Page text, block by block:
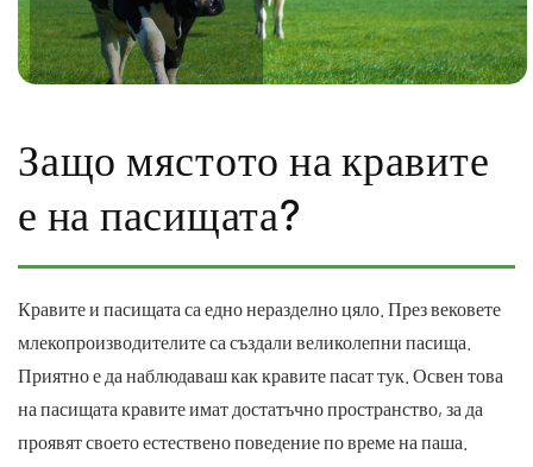
Защо мястото на кравите
е на пасищата?
Кравите и пасищата са едно неразделно цяло. През вековете
млекопроизводителите са създали великолепни пасища.
Приятно е да наблюдаваш как кравите пасат тук. Освен това
на пасищата кравите имат достатъчно пространство, за да
проявят своето естествено поведение по време на паша.